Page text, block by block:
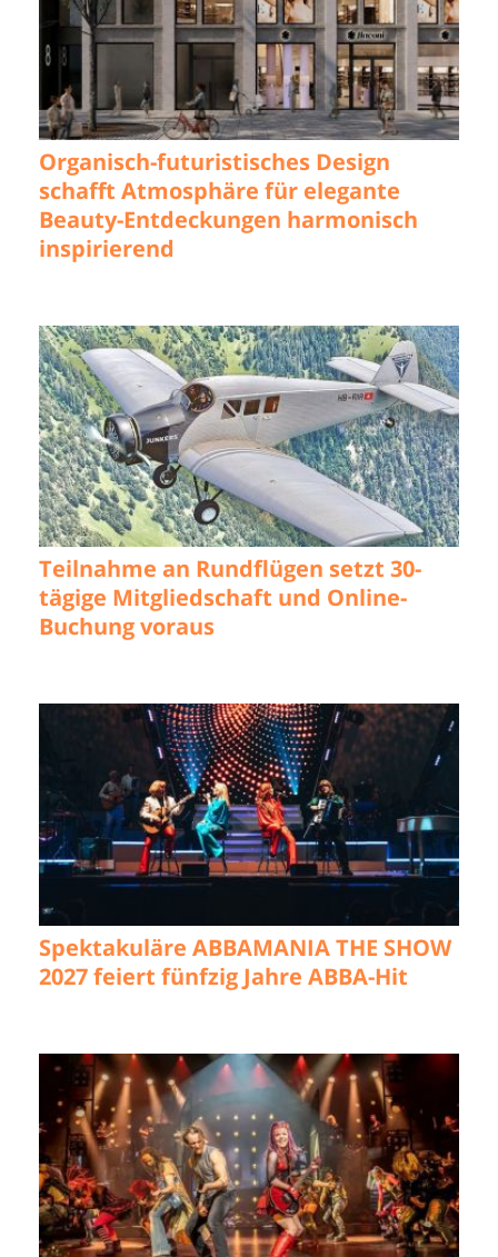
Organisch-futuristisches Design
schafft Atmosphäre für elegante
Beauty-Entdeckungen harmonisch
inspirierend
Teilnahme an Rundflügen setzt 30-
tägige Mitgliedschaft und Online-
Buchung voraus
Spektakuläre ABBAMANIA THE SHOW
2027 feiert fünfzig Jahre ABBA-Hit